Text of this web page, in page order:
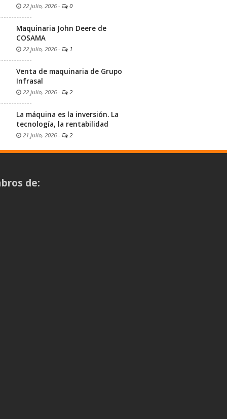
22 julio, 2026 - 0
Maquinaria John Deere de
COSAMA
22 julio, 2026 - 1
Venta de maquinaria de Grupo
Infrasal
22 julio, 2026 - 2
La máquina es la inversión. La
tecnología, la rentabilidad
21 julio, 2026 - 2
de: